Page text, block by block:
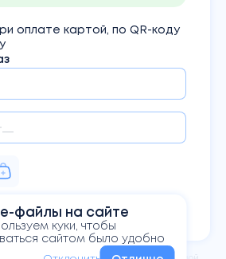
оплате картой, по QR-коду
конфиденциальности
файлы на сайте
куки, чтобы
сайтом было удобно